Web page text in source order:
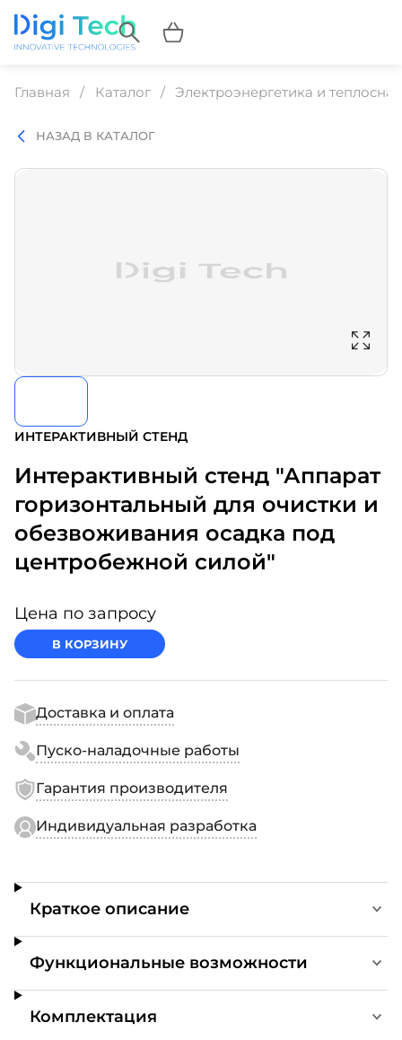
Главная Каталог Электроэнергетика и
НАЗАД В КАТАЛОГ
ИНТЕРАКТИВНЫЙ СТЕНД
Интерактивный стенд "Аппарат
горизонтальный для очистки и
обезвоживания осадка под
центробежной силой"
Цена по запросу
В КОРЗИНУ
Доставка и оплата
Пуско-наладочные работы
Гарантия производителя
Индивидуальная разработка
Краткое описание
Функциональные возможности
Комплектация